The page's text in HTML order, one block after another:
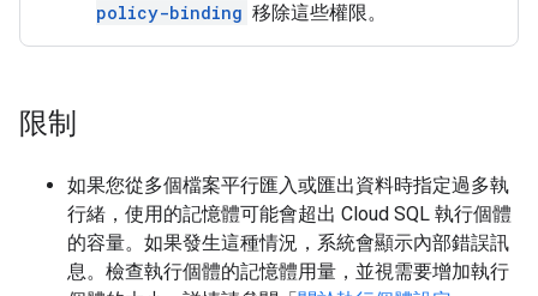
policy-binding 移除這些權限。
限制
如果您從多個檔案平行匯入或匯出資料時指定過多執
行緒，使用的記憶體可能會超出 Cloud SQL 執行個體
的容量。如果發生這種情況，系統會顯示內部錯誤訊
息。檢查執行個體的記憶體用量，並視需要增加執行